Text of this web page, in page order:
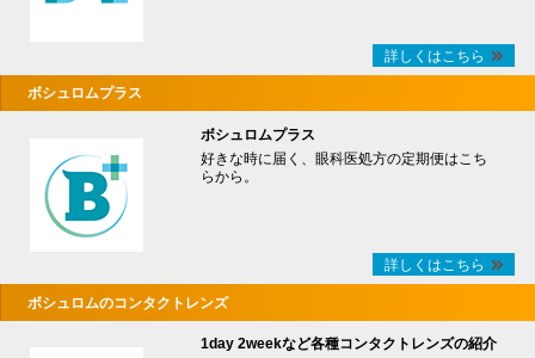
詳しくはこちら
ボシュロムプラス
ボシュロムプラス
好きな時に届く、眼科医処方の定期便はこち
らから。
詳しくはこちら
ボシュロムのコンタクトレンズ
1day 2weekなど各種コンタクトレンズの紹介